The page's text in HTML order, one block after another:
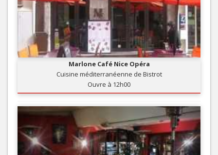
Marlone Café Nice Opéra
Cuisine méditerranéenne de Bistrot
Ouvre à 12h00